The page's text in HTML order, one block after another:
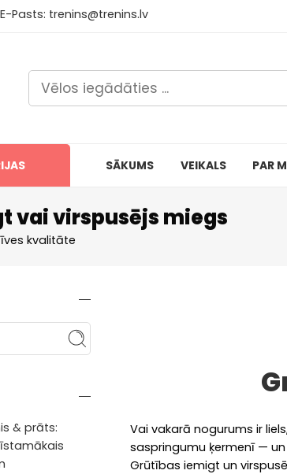
Pasts: trenins@trenins.lv Bezmaksas
SĀKUMS VEIKALS PAR
vai virspusējs miegs
kvalitāte
Vai vakarā nogurums ir
saspringumu ķermenī —
Grūtības iemigt un
& prāts: